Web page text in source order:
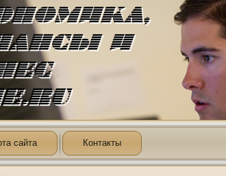
сайта Контакты